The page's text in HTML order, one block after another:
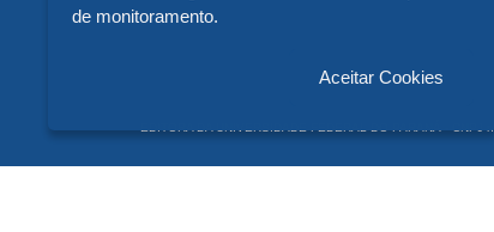
EDITORA DA UNIVERSIDADE FEDERAL DO PARANÁ -
de monitoramento.
Aceitar Cookies